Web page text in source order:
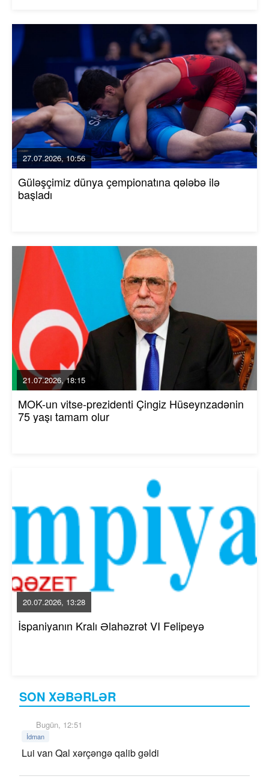
SON XƏBƏRLƏR
Bugün, 12:51
İdman
Lui van Qal xərçəngə qalib gəldi
27.07.2026, 10:56
Güləşçimiz dünya çempionatına qələbə ilə
başladı
21.07.2026, 18:15
MOK-un vitse-prezidenti Çingiz Hüseynzadənin
75 yaşı tamam olur
20.07.2026, 13:28
İspaniyanın Kralı Əlahəzrət VI Felipeyə